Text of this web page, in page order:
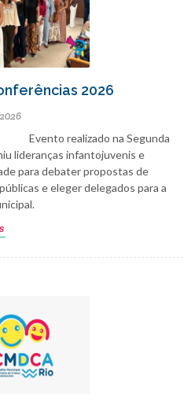
2026
Evento realizado na Segunda
lideranças infantojuvenis e
para debater propostas de
e eleger delegados para a